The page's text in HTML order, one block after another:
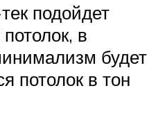
подойдет
в
будет
потолок в тон